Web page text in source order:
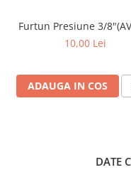
Furtun Presiune 3/
10,00 Lei
ADAUGA IN COS
DATE